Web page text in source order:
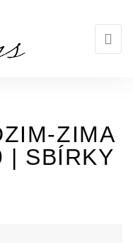
ZIMA
| SBÍRKY